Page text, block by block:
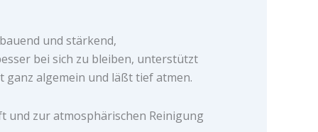
und stärkend,
bei sich zu bleiben, unterstützt
algemein und läßt tief atmen.
und zur atmosphärischen Reinigung